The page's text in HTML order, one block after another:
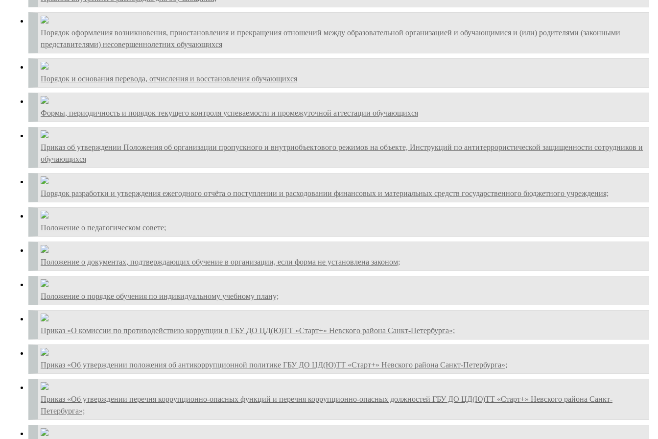
Порядок оформления возникновения, приостановления и прекращения отношений между образовательной организацией и обучающимися и (или) родителями (законными
представителями) несовершеннолетних обучающихся
Порядок и основания перевода, отчисления и восстановления обучающихся
Формы, периодичность и порядок текущего контроля успеваемости и промежуточной аттестации обучающихся
Приказ об утверждении Положения об организации пропускного и внутриобъектового режимов на объекте, Инструкций по антитеррористической защищенности сотрудников и
обучающихся
Порядок разработки и утверждения ежегодного отчёта о поступлении и расходовании финансовых и материальных средств государственного бюджетного учреждения;
Положение о педагогическом совете;
Положение о документах, подтверждающих обучение в организации, если форма не установлена законом;
Положение о порядке обучения по индивидуальному учебному плану;
Приказ «О комиссии по противодействию коррупции в ГБУ ДО ЦД(Ю)ТТ «Старт+» Невского района Санкт-Петербурга»;
Приказ «Об утверждении положения об антикоррупционной политике ГБУ ДО ЦД(Ю)ТТ «Старт+» Невского района Санкт-Петербурга»;
Приказ «Об утверждении перечня коррупционно-опасных функций и перечня коррупционно-опасных должностей ГБУ ДО ЦД(Ю)ТТ «Старт+» Невского района Санкт-
Петербурга»;